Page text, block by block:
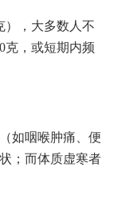
），大多数人不
克，或短期内频
如咽喉肿痛、便
；而体质虚寒者